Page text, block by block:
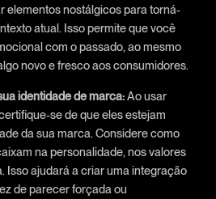
elementos nostálgicos para torná-
atual. Isso permite que você
com o passado, ao mesmo
novo e fresco aos consumidores.
identidade de marca:Ao usar
se de que eles estejam
da sua marca. Considere como
na personalidade, nos valores
Isso ajudará a criar uma integração
de parecer forçada ou